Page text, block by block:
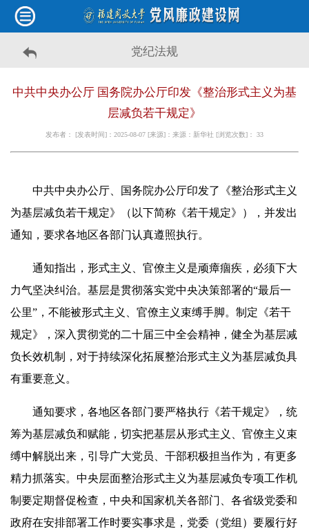
党纪法规
中共中央办公厅 国务院办公厅印发《整治形式主义为基
层减负若干规定》
发布者： [发表时间]：2025-08-07 [来源]：来源：新华社 [浏览次数]： 33
中共中央办公厅、国务院办公厅印发了《整治形式主义
为基层减负若干规定》（以下简称《若干规定》），并发出
通知，要求各地区各部门认真遵照执行。
通知指出，形式主义、官僚主义是顽瘴痼疾，必须下大
力气坚决纠治。基层是贯彻落实党中央决策部署的“最后一
公里”，不能被形式主义、官僚主义束缚手脚。制定《若干
规定》，深入贯彻党的二十届三中全会精神，健全为基层减
负长效机制，对于持续深化拓展整治形式主义为基层减负具
有重要意义。
通知要求，各地区各部门要严格执行《若干规定》，统
筹为基层减负和赋能，切实把基层从形式主义、官僚主义束
缚中解脱出来，引导广大党员、干部积极担当作为，有更多
精力抓落实。中央层面整治形式主义为基层减负专项工作机
制要定期督促检查，中央和国家机关各部门、各省级党委和
政府在安排部署工作时要实事求是，党委（党组）要履行好